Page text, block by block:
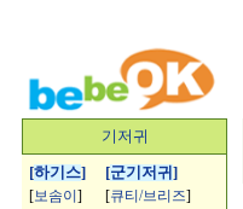
기저귀
[하기스] [군기저귀 ]
[보솜이 ] [큐티/브리즈]